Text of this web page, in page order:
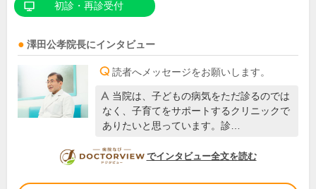
初診・再診受付
澤田公孝院長にインタビュー
読者へメッセージをお願いします。
当院は、子どもの病気をただ診るのでは
なく、子育てをサポートするクリニックで
ありたいと思っています。診…
DOCTORVIEW
でインタビュー全文を読む